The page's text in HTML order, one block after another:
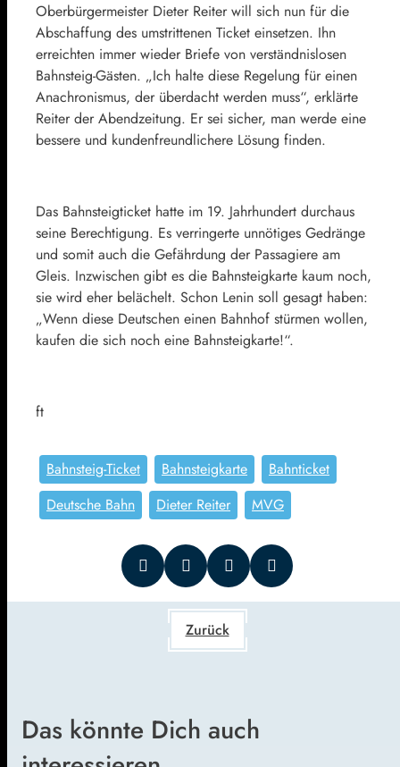
Oberbürgermeister Dieter Reiter will sich nun für die
Abschaffung des umstrittenen Ticket einsetzen. Ihn
erreichten immer wieder Briefe von verständnislosen
Bahnsteig-Gästen. „Ich halte diese Regelung für einen
Anachronismus, der überdacht werden muss“, erklärte
Reiter der Abendzeitung. Er sei sicher, man werde eine
bessere und kundenfreundlichere Lösung finden.
Das Bahnsteigticket hatte im 19. Jahrhundert durchaus
seine Berechtigung. Es verringerte unnötiges Gedränge
und somit auch die Gefährdung der Passagiere am
Gleis. Inzwischen gibt es die Bahnsteigkarte kaum noch,
sie wird eher belächelt. Schon Lenin soll gesagt haben:
„Wenn diese Deutschen einen Bahnhof stürmen wollen,
kaufen die sich noch eine Bahnsteigkarte!“.
ft
Bahnsteig-Ticket Bahnsteigkarte
Bahnticket
Deutsche Bahn
Dieter Reiter MVG
Zurück
Das könnte Dich auch